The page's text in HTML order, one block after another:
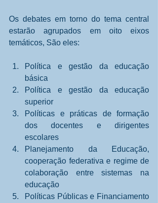
Os debates em torno do tema central
estarão agrupados em oito eixos
temáticos, São eles:
Política e gestão da educação
básica
Política e gestão da educação
superior
Políticas e práticas de formação
dos docentes e dirigentes
escolares
Planejamento da Educação,
cooperação federativa e regime de
colaboração entre sistemas na
educação
Políticas Públicas e Financiamento